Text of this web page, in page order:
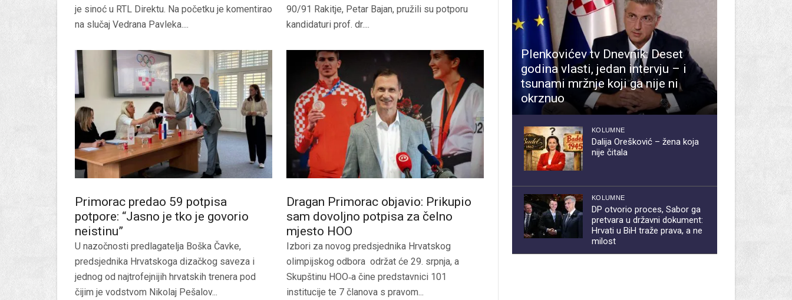
je sinoć u RTL Direktu. Na početku je komentirao
na slučaj Vedrana Pavleka....
90/91 Rakitje, Petar Bajan, pružili su potporu
kandidaturi prof. dr....
Primorac predao 59 potpisa
potpore: “Jasno je tko je govorio
neistinu”
U nazočnosti predlagatelja Boška Čavke,
predsjednika Hrvatskoga dizačkog saveza i
jednog od najtrofejnijih hrvatskih trenera pod
čijim je vodstvom Nikolaj Pešalov...
Dragan Primorac objavio: Prikupio
sam dovoljno potpisa za čelno
mjesto HOO
Izbori za novog predsjednika Hrvatskog
olimpijskog odbora održat će 29. srpnja, a
Skupštinu HOO‑a čine predstavnici 101
institucije te 7 članova s pravom...
Plenkovićev tv Dnevnik: Deset
godina vlasti, jedan intervju – i
tsunami mržnje koji ga nije ni
okrznuo
KOLUMNE
Dalija Orešković – žena koja
nije čitala
KOLUMNE
DP otvorio proces, Sabor ga
pretvara u državni dokument:
Hrvati u BiH traže prava, a ne
milost